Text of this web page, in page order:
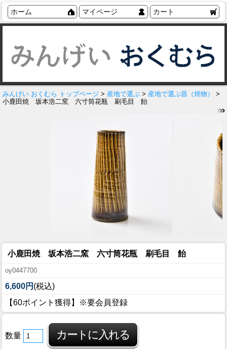
ホーム マイページ カート
みんげい おくむら トップページ > 産地で選ぶ > 産地で選ぶ器（焼物）
>
小鹿田焼 坂本浩二窯 六寸筒花瓶 刷毛目 飴
小鹿田焼 坂本浩二窯 六寸筒花瓶 刷毛目 飴
oy0447700
6,600円 (税込)
【60ポイント獲得】※要会員登録
数量